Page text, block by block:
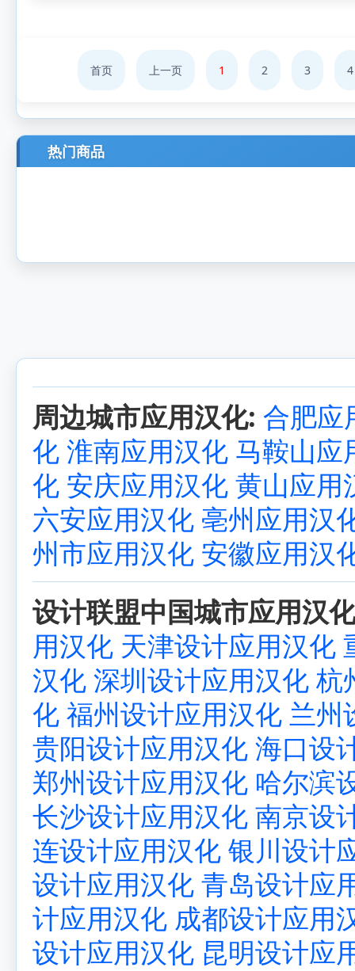
首页 上一页 1 2 3 4
热门商品
周边城市应用汉化: 合肥应
化淮南应用汉化 马鞍山应
化 安庆应用汉化黄山应用
六安应用汉化 亳州应用汉
州市应用汉化 安徽应用汉
设计联盟中国城市应用汉
用汉化 天津设计应用汉化
汉化深圳设计应用汉化杭
化福州设计应用汉化 兰州
贵阳设计应用汉化海口设
郑州设计应用汉化 哈尔滨
长沙设计应用汉化南京设
连设计应用汉化银川设计
设计应用汉化青岛设计应
计应用汉化 成都设计应用
设计应用汉化 昆明设计应